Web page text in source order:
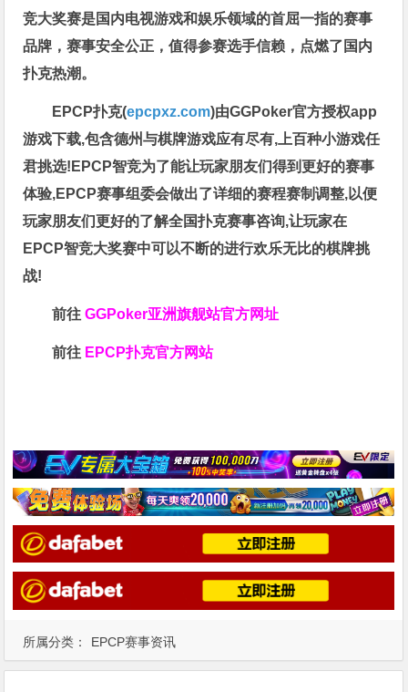
所属分类： EPCP赛事资讯
竞大奖赛是国内电视游戏和娱乐领域的首屈一指的赛事
品牌，赛事安全公正，值得参赛选手信赖，点燃了国内
扑克热潮。
EPCP扑克(epcpxz.com)由GGPoker官方授权app
游戏下载,包含德州与棋牌游戏应有尽有,上百种小游戏任
君挑选!EPCP智竞为了能让玩家朋友们得到更好的赛事
体验,EPCP赛事组委会做出了详细的赛程赛制调整,以便
玩家朋友们更好的了解全国扑克赛事咨询,让玩家在
EPCP智竞大奖赛中可以不断的进行欢乐无比的棋牌挑
战!
前往GGPoker亚洲旗舰站官方网址
前往 EPCP扑克官方网站